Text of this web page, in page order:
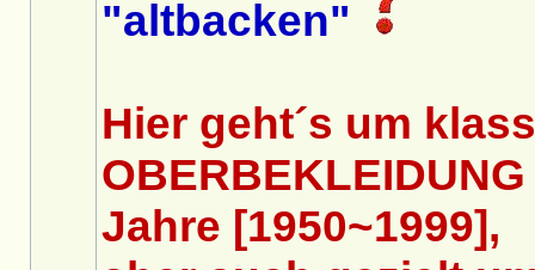
"altbacken"
Hier geht´s um
Jahre [1950~1999],